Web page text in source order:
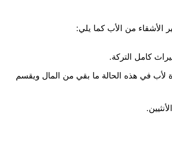
الأشقاء من الأب كما يلي:
كامل التركة.
لأب في هذه الحالة ما بقي من المال ويقسم